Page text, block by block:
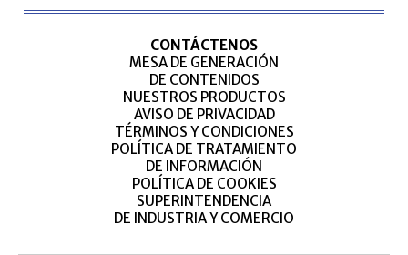
CONTÁCTENOS
MESA DE GENERACIÓN
DE CONTENIDOS
NUESTROS PRODUCTOS
AVISO DE PRIVACIDAD
TÉRMINOS Y CONDICIONES
POLÍTICA DE TRATAMIENTO
DE INFORMACIÓN
POLÍTICA DE COOKIES
SUPERINTENDENCIA
DE INDUSTRIA Y COMERCIO